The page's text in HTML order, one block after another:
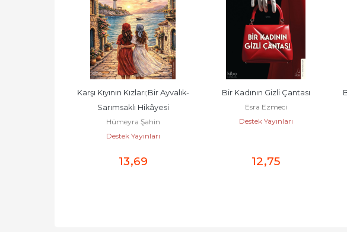
Karşı Kıyının Kızları;Bir Ayvalık-
Sarımsaklı Hikâyesi
Hümeyra Şahin
Destek Yayınları
13,69
Bir Kadının Gizli Çantası
Esra Ezmeci
Destek Yayınları
12,75